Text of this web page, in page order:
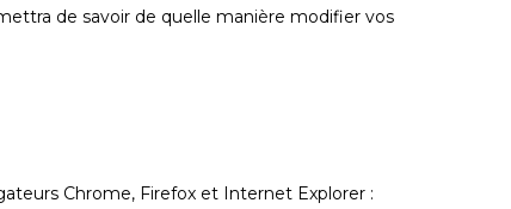
de savoir de quelle manière modifier vos
Chrome, Firefox et Internet Explorer :